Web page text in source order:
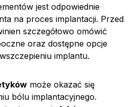
jest odpowiednie
na proces implantacji. Przed
szczegółowo omówić
oraz dostępne opcje
implantu.
może okazać się
bólu implantacyjnego.